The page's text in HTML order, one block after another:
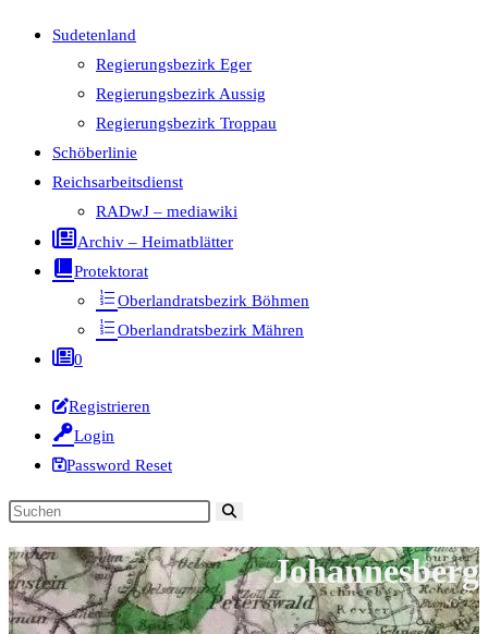
Sudetenland
Regierungsbezirk Eger
Regierungsbezirk Aussig
Regierungsbezirk Troppau
Schöberlinie
Reichsarbeitsdienst
RADwJ – mediawiki
Archiv – Heimatblätter
Protektorat
Oberlandratsbezirk Böhmen
Oberlandratsbezirk Mähren
0
Registrieren
Login
Password Reset
Diese
durchsuchen
Johannesberg